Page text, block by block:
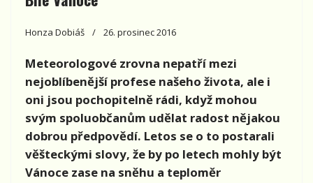
Honza Dobiáš 26. prosinec 2016
Meteorologové zrovna nepatří mezi
nejoblíbenější profese našeho života, ale i
oni jsou pochopitelně rádi, když mohou
svým spoluobčanům udělat radost nějakou
dobrou předpovědí. Letos se o to postarali
věšteckými slovy, že by po letech mohly být
Vánoce zase na sněhu a teploměr